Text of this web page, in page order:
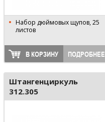
Набор дюймовых щупов, 25
листов
В КОРЗИНУ ПОДРОБНЕЕ
Штангенциркуль
312.305